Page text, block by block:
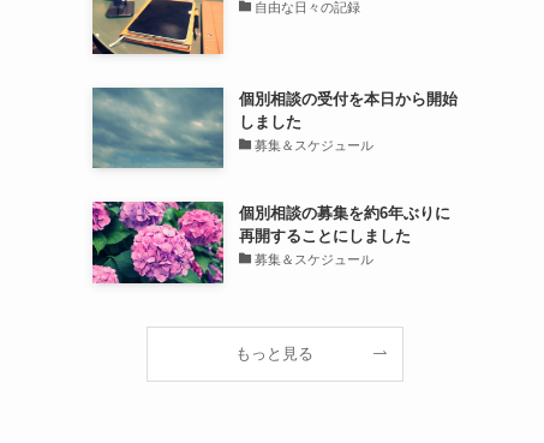
自由な日々の記録
個別相談の受付を本日から開始
しました
募集＆スケジュール
個別相談の募集を約6年ぶりに
再開することにしました
募集＆スケジュール
もっと見る